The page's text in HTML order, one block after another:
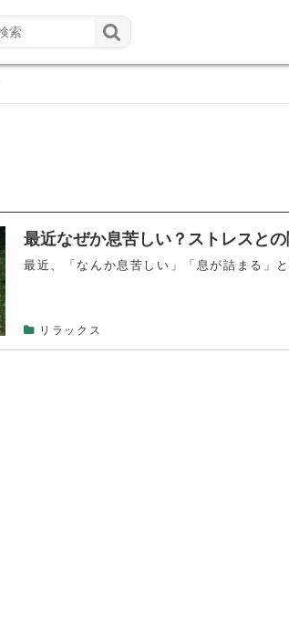

最近なぜか息苦しい？ストレスと
最近、「なんか息苦しい」「息が詰まる」
リラックス